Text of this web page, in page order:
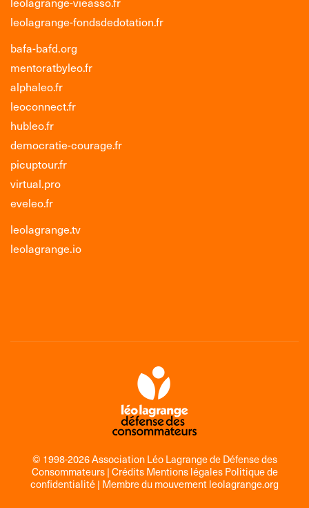
leolagrange-fondsdedotation.fr
bafa-bafd.org
mentoratbyleo.fr
alphaleo.fr
leoconnect.fr
hubleo.fr
democratie-courage.fr
picuptour.fr
virtual.pro
eveleo.fr
leolagrange.tv
leolagrange.io
© 1998-2026 Association Léo Lagrange de Défense des
Consommateurs | Crédits Mentions légales Politique de
confidentialité | Membre du mouvement leolagrange.org